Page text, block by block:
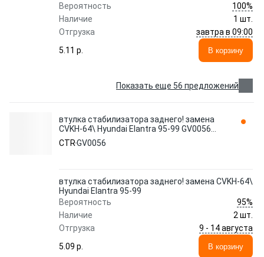
Вероятность
100%
Наличие
1 шт.
Отгрузка
завтра в 09:00
5.11 p.
В корзину
Показать еще 56 предложений
втулка стабилизатора заднего! замена
CVKH-64\ Hyundai Elantra 95-99 GV0056
CTR
CTRGV0056
втулка стабилизатора заднего! замена CVKH-64\
Hyundai Elantra 95-99
Вероятность
95%
Наличие
2 шт.
Отгрузка
9 - 14 августа
5.09 p.
В корзину